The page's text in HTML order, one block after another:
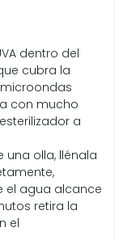
dentro del
cubra la
con mucho
a
una olla, llénala
el agua alcance
retira la
el